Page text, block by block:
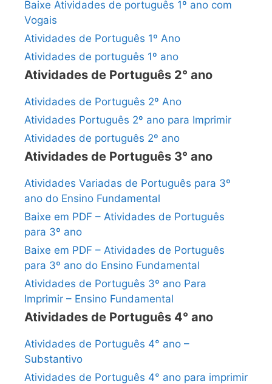
Baixe Atividades de português 1º ano com
Vogais
Atividades de Português 1º Ano
Atividades de português 1º ano
Atividades de Português 2° ano
Atividades de Português 2º Ano
Atividades Português 2º ano para Imprimir
Atividades de português 2º ano
Atividades de Português 3° ano
Atividades Variadas de Português para 3º
ano do Ensino Fundamental
Baixe em PDF – Atividades de Português
para 3º ano
Baixe em PDF – Atividades de Português
para 3º ano do Ensino Fundamental
Atividades de Português 3º ano Para
Imprimir – Ensino Fundamental
Atividades de Português 4° ano
Atividades de Português 4° ano –
Substantivo
Atividades de Português 4° ano para imprimir